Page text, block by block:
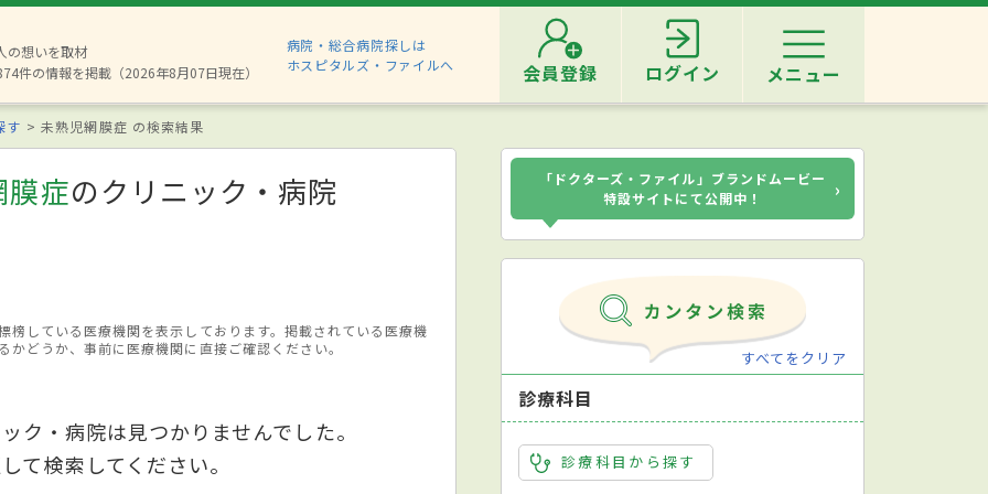
の想いを取材
件の情報を掲載（2026年8月07日現在）
病院・総合病院探しは
ホスピタルズ・ファイルへ
会員登録 ログイン メニュー
す 未熟児網膜症 の検索結果
膜症のクリニック・病院
している医療機関を表示しております。掲載されている医療機
どうか、事前に医療機関に直接ご確認ください。
ク・病院は見つかりませんでした。
て検索してください。
「ドクターズ・ファイル」ブランドムービー
特設サイトにて公開中！
›
すべてをクリア
診療科目
診療科目から探す